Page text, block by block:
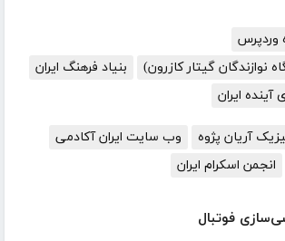
وردپرس
نوازندگان گیتار کازرون)
بنیاد فرهنگ ایران
آینده ایران
آریان پژوه
وب سایت ایران آکادمی
انجمن اسکرام ایران
فوتبال